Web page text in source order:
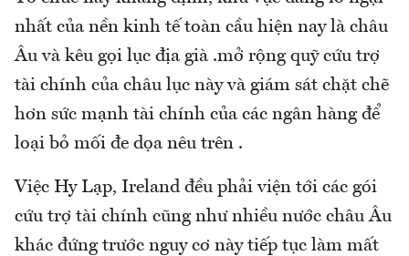
nhất của nền kinh tế toàn cầu hiện nay là châu
Âu và kêu gọi lục địa già .mở rộng quỹ cứu trợ
tài chính của châu lục này và giám sát chặt chẽ
hơn sức mạnh tài chính của các ngân hàng để
loại bỏ mối đe dọa nêu trên .
Việc Hy Lạp, Ireland đều phải viện tới các gói
cứu trợ tài chính cũng như nhiều nước châu Âu
khác đứng trước nguy cơ này tiếp tục làm mất